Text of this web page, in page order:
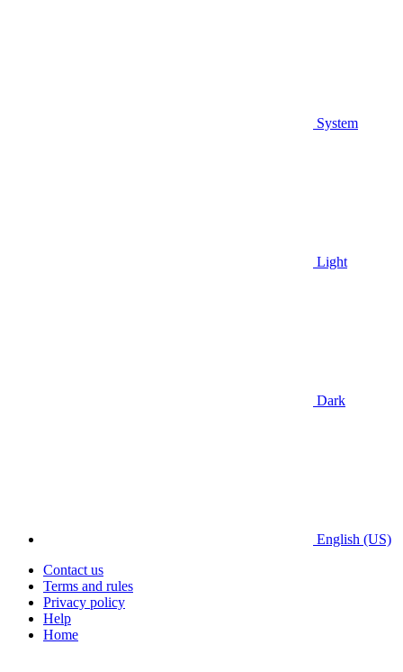
System
Light
Dark
English (US)
Contact us
Terms and rules
Privacy policy
Help
Home